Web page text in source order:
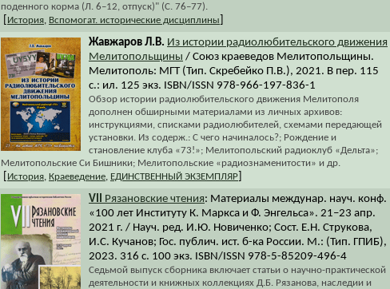
поденного корма (Л. 6–12, отпуск)" (С. 76–77).
История Вспомогат. исторические дисциплины
Жавжаров Л.В. Из истории радиолюбительского движения
Мелитопольщины / Союз краеведов Мелитопольщины.
Мелитополь: МГТ (Тип. Скребейко П.В.), 2021. В пер. 115
с.: ил. 125 экз. ISBN/ISSN 978-966-197-836-1
Обзор истории радиолюбительского движения Мелитополя
дополнен обширными материалами из личных архивов:
инструкциями, списками радиолюбителей, схемами передающей
установки. Из содерж.: С чего начиналось?; Рождение и
становление клуба «73!»; Мелитопольский радиоклуб «Дельта»;
Мелитопольские Си Бишники; Мелитопольские «радиознаменитости» и др.
История Краеведение ЕДИНСТВЕННЫЙ ЭКЗЕМПЛЯР
VII Рязановские чтения: Материалы междунар. науч. конф.
«100 лет Институту К. Маркса и Ф. Энгельса». 21–23 апр.
2021 г. / Науч. ред. И.Ю. Новиченко; Сост. Е.Н. Струкова,
И.С. Кучанов; Гос. публич. ист. б-ка России. М.: (Тип. ГПИБ),
2023. 316 с. 100 экз. ISBN/ISSN 978-5-85209-496-4
Седьмой выпуск сборника включает статьи о научно-практической
деятельности и книжных коллекциях Д.Б. Рязанова, наследии и